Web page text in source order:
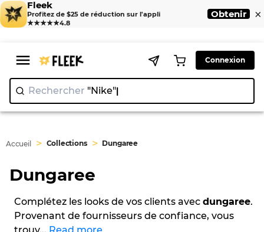
Fleek
Profitez de $25 de réduction sur l'appli
★★★★★4.8
Obtenir ×
Connexion
Rechercher "Nike"|
Accueil > Collections > Dungaree
Dungaree
Complétez les looks de vos clients avec dungaree.
Provenant de fournisseurs de confiance, vous